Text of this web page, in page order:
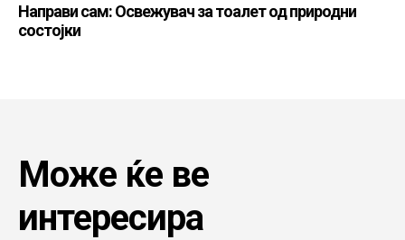
Направи сам: Освежувач за тоалет од природни
состојки
Може ќе ве
интересира